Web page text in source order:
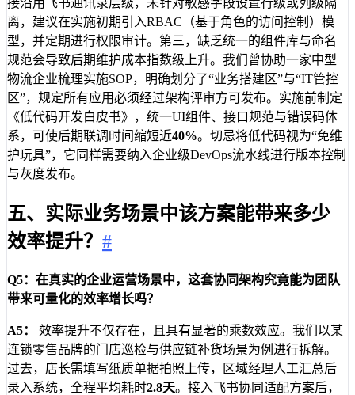
接沿用飞书通讯录层级，未针对敏感字段设置行级或列级隔
离，建议在实施初期引入RBAC（基于角色的访问控制）模
型，并定期进行权限审计。第三，缺乏统一的组件库与命名
规范会导致后期维护成本指数级上升。我们曾协助一家中型
物流企业梳理实施SOP，明确划分了“业务搭建区”与“IT管控
区”，规定所有应用必须经过架构评审方可发布。实施前制定
《低代码开发白皮书》，统一UI组件、接口规范与错误码体
系，可使后期联调时间缩短近40%。切忌将低代码视为“免维
护玩具”，它同样需要纳入企业级DevOps流水线进行版本控制
与灰度发布。
五、实际业务场景中该方案能带来多少
效率提升？ #
Q5：在真实的企业运营场景中，这套协同架构究竟能为团队
带来可量化的效率增长吗？
A5：
效率提升不仅存在，且具有显著的乘数效应。我们以某
连锁零售品牌的门店巡检与供应链补货场景为例进行拆解。
过去，店长需填写纸质单据拍照上传，区域经理人工汇总后
录入系统，全程平均耗时2.8天。接入飞书协同适配方案后，